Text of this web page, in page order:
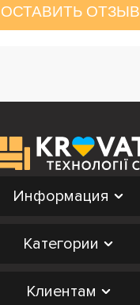
ОСТАВИТЬ ОТЗЫВ
Информация
Категории
Клиентам